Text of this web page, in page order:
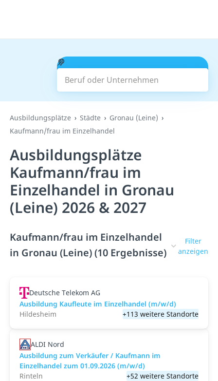
Beruf oder Unternehmen
Suchen
Ausbildungsplätze Städte
Gronau (Leine)
Kaufmann/frau im Einzelhandel
Ausbildungsplätze
Kaufmann/frau im
Einzelhandel in Gronau
(Leine) 2026 & 2027
Kaufmann/frau im Einzelhandel
in Gronau (Leine) (10 Ergebnisse)
Filter
anzeigen
Deutsche Telekom AG
Ausbildung Kaufleute im Einzelhandel (m/w/d)
Hildesheim
+113 weitere Standorte
ALDI Nord
Ausbildung zum Verkäufer / Kaufmann im
Einzelhandel zum 01.09.2026 (m/w/d)
Rinteln
+52 weitere Standorte